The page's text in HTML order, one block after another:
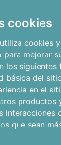
cookies
cookies
para mejorar
los siguientes
básica del
en el
productos
interacciones
que sean